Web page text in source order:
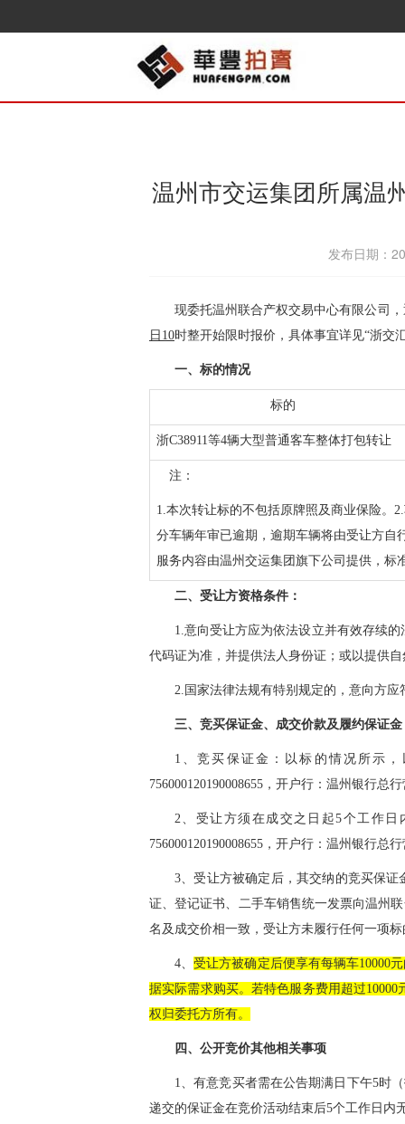
温州市交运集团所属温
发布日期：
现委托温州联合产权交易中心有限公司
日 10时整开始限时报价，具体事宜详见“浙交
一、标的情况
标的
浙C38911等4辆大型普通客车整体打包转让
注：
1.本次转让标的不包括原牌照及商业保险。
分车辆年审已逾期，逾期车辆将由受让方自
服务内容由温州交运集团旗下公司提供，标
二、受让方资格条件：
1.意向受让方应为依法设立并有效存续
代码证为准，并提供法人身份证；或以提供
2.国家法律法规有特别规定的，意向方应
三、竞买保证金、成交价款及履约保证金
1、竞买保证金：以标的情况所示
756000120190008655，开户行：温州银行总
2、受让方须在成交之日起5个工作
756000120190008655，开户行：温州银行总
3、受让方被确定后，其交纳的竞买保
证、登记证书、二手车销售统一发票向温州
名及成交价相一致，受让方未履行任何一项
4、受让方被确定后便享有每辆车10000
据实际需求购买。若特色服务费用超过
权归委托方所有。
四、公开竞价其他相关事项
1、有意竞买者需在公告期满日下午5时
递交的保证金在竞价活动结束后5个工作日内